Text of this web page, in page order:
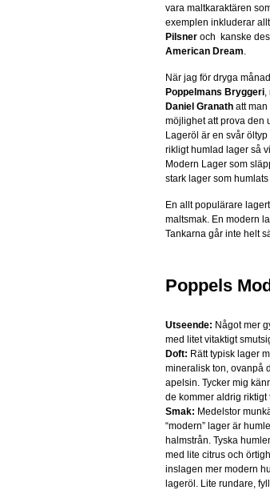
vara maltkaraktären
exemplen inkluderar
Pilsner och kanske
American Dream.
När jag för dryga
Poppelmans Bryggeri,
Daniel Granath att
möjlighet att prova den
Lageröl är en svår
rikligt humlad lager så
Modern Lager som
stark lager som
En allt populärare
maltsmak. En modern
Tankarna går inte helt
Poppels
Utseende: Något mer
med litet vitaktigt
Doft: Rätt typisk lager
mineralisk ton, ovanpå
apelsin. Tycker mig
de kommer aldrig riktigt
Smak: Medelstor
“modern” lager är
halmstrån. Tyska
med lite citrus och
inslagen mer modern
lageröl. Lite rundare,